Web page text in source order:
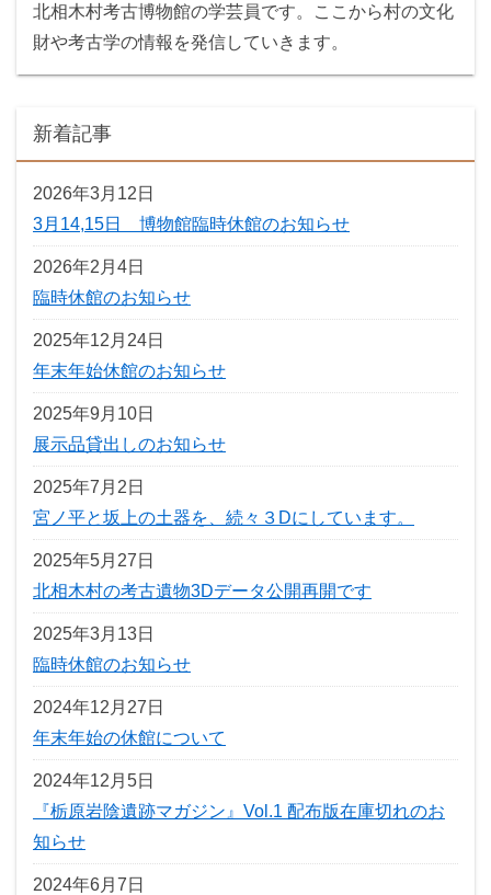
北相木村考古博物館の学芸員です。ここから村の文化
財や考古学の情報を発信していきます。
新着記事
2026年3月12日
3月14,15日 博物館臨時休館のお知らせ
2026年2月4日
臨時休館のお知らせ
2025年12月24日
年末年始休館のお知らせ
2025年9月10日
展示品貸出しのお知らせ
2025年7月2日
宮ノ平と坂上の土器を、続々３Dにしています。
2025年5月27日
北相木村の考古遺物3Dデータ公開再開です
2025年3月13日
臨時休館のお知らせ
2024年12月27日
年末年始の休館について
2024年12月5日
『栃原岩陰遺跡マガジン』Vol.1 配布版在庫切れのお
知らせ
2024年6月7日